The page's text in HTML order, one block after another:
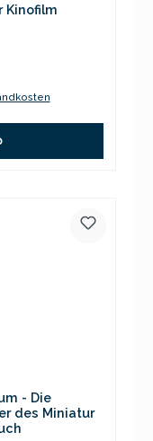
Kinofilm
- Die
des Miniatur